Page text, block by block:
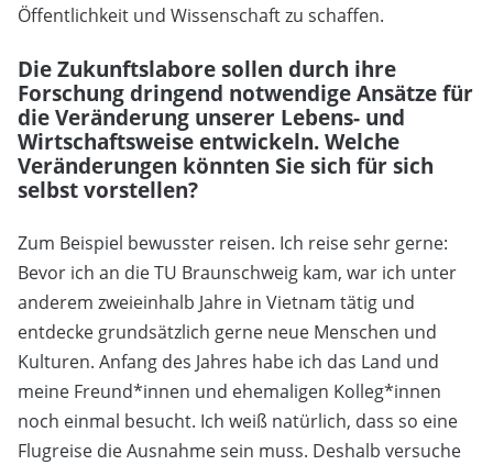
Öffentlichkeit und Wissenschaft zu schaffen.
Die Zukunftslabore sollen durch ihre
Forschung dringend notwendige Ansätze für
die Veränderung unserer Lebens- und
Wirtschaftsweise entwickeln. Welche
Veränderungen könnten Sie sich für sich
selbst vorstellen?
Zum Beispiel bewusster reisen. Ich reise sehr gerne:
Bevor ich an die TU Braunschweig kam, war ich unter
anderem zweieinhalb Jahre in Vietnam tätig und
entdecke grundsätzlich gerne neue Menschen und
Kulturen. Anfang des Jahres habe ich das Land und
meine Freund*innen und ehemaligen Kolleg*innen
noch einmal besucht. Ich weiß natürlich, dass so eine
Flugreise die Ausnahme sein muss. Deshalb versuche